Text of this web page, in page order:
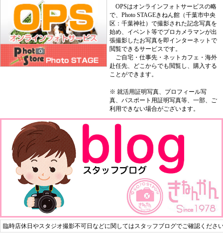
OPSはオンラインフォトサービスの略
で、Photo STAGEきねん館（千葉市中央
区：千葉神社）で撮影された記念写真を
始め、イベント等でプロカメラマンが出
張撮影したお写真を即インターネットで
閲覧できるサービスです。
ご自宅・仕事先・ネットカフェ・海外
赴任先、どこからでも閲覧し、購入する
ことができます。
※ 就活用証明写真、プロフィール写
真、パスポート用証明写真等、一部、ご
利用できない場合がございます。
臨時店休日やスタジオ撮影不可日などに関してはスタッフブログでご確認くださ